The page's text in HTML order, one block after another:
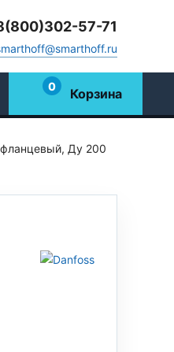
57-71
0 Корзина
фланцевый, Ду 200